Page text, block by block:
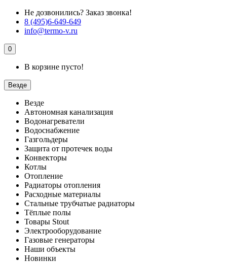
Не дозвонились? Заказ звонка!
8 (495)6-649-649
info@termo-v.ru
0
В корзине пусто!
Везде
Везде
Автономная канализация
Водонагреватели
Водоснабжение
Газгольдеры
Защита от протечек воды
Конвекторы
Котлы
Отопление
Радиаторы отопления
Расходные материалы
Стальные трубчатые радиаторы
Тёплые полы
Товары Stout
Электрооборудование
Газовые генераторы
Наши объекты
Новинки